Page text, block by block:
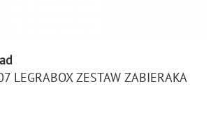
LEGRABOX ZESTAW ZABIERAKA